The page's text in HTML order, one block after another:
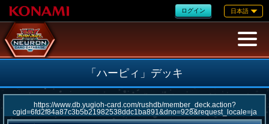
ログイン 日本語
「ハーピィ」デッキ